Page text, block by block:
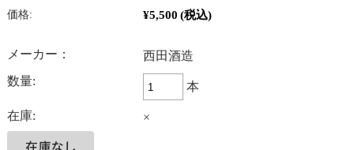
価格: ¥5,500 (税込)
メーカー：
西田酒造
数量:
本
在庫: ×